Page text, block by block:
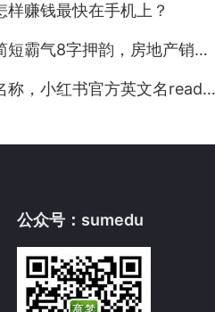
样赚钱最快在手机上？
押韵，房地产销售口号简短霸气8字组词？
，小红书官方英文名reader？
公众号：sumedu